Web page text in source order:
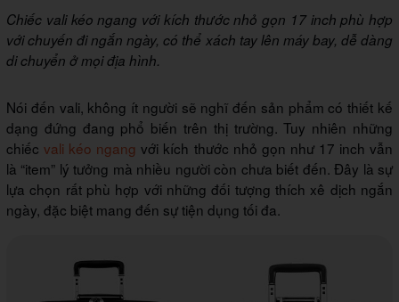
Chiếc vali kéo ngang với kích thước nhỏ gọn 17 inch phù hợp
với chuyến đi ngắn ngày, có thể xách tay lên máy bay, dễ dàng
di chuyển ở mọi địa hình.
Nói đến vali, không ít người sẽ nghĩ đến sản phẩm có thiết kế
dạng đứng đang phổ biến trên thị trường. Tuy nhiên những
chiếcvali kéo ngang với kích thước nhỏ gọn như 17 inch vẫn
là “item” lý tưởng mà nhiều người còn chưa biết đến. Đây là sự
lựa chọn rất phù hợp với những đối tượng thích xê dịch ngắn
ngày, đặc biệt mang đến sự tiện dụng tối đa.